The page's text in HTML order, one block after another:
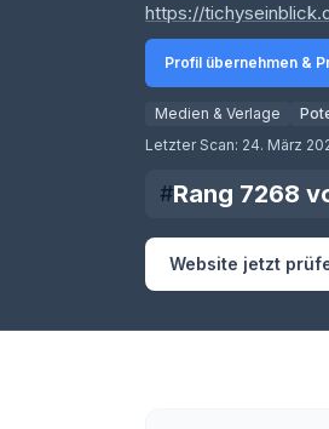
Score lädt
https://
Profil übernehmen &
Medien & Verlage
Letzter Scan: 24. März
#Rang 7268
Website jetzt